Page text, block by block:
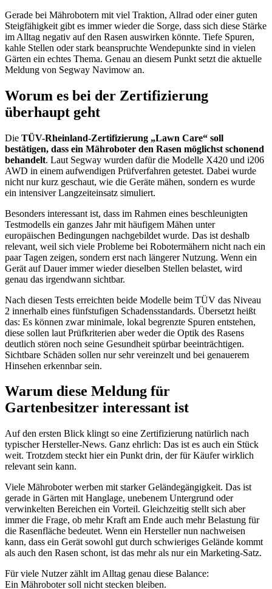
Gerade bei Mährobotern mit viel Traktion, Allrad oder einer guten
Steigfähigkeit gibt es immer wieder die Sorge, dass sich diese Stärke
im Alltag negativ auf den Rasen auswirken könnte. Tiefe Spuren,
kahle Stellen oder stark beanspruchte Wendepunkte sind in vielen
Gärten ein echtes Thema. Genau an diesem Punkt setzt die aktuelle
Meldung von Segway Navimow an.
Worum es bei der Zertifizierung
überhaupt geht
Die TÜV-Rheinland-Zertifizierung „Lawn Care“ soll
bestätigen, dass ein Mähroboter den Rasen möglichst schonend
behandelt. Laut Segway wurden dafür die Modelle X420 und i206
AWD in einem aufwendigen Prüfverfahren getestet. Dabei wurde
nicht nur kurz geschaut, wie die Geräte mähen, sondern es wurde
ein intensiver Langzeiteinsatz simuliert.
Besonders interessant ist, dass im Rahmen eines beschleunigten
Testmodells ein ganzes Jahr mit häufigem Mähen unter
europäischen Bedingungen nachgebildet wurde. Das ist deshalb
relevant, weil sich viele Probleme bei Robotermähern nicht nach ein
paar Tagen zeigen, sondern erst nach längerer Nutzung. Wenn ein
Gerät auf Dauer immer wieder dieselben Stellen belastet, wird
genau das irgendwann sichtbar.
Nach diesen Tests erreichten beide Modelle beim TÜV das Niveau
2 innerhalb eines fünfstufigen Schadensstandards. Übersetzt heißt
das: Es können zwar minimale, lokal begrenzte Spuren entstehen,
diese sollen laut Prüfkriterien aber weder die Optik des Rasens
deutlich stören noch seine Gesundheit spürbar beeinträchtigen.
Sichtbare Schäden sollen nur sehr vereinzelt und bei genauerem
Hinsehen erkennbar sein.
Warum diese Meldung für
Gartenbesitzer interessant ist
Auf den ersten Blick klingt so eine Zertifizierung natürlich nach
typischer Hersteller-News. Ganz ehrlich: Das ist es auch ein Stück
weit. Trotzdem steckt hier ein Punkt drin, der für Käufer wirklich
relevant sein kann.
Viele Mähroboter werben mit starker Geländegängigkeit. Das ist
gerade in Gärten mit Hanglage, unebenem Untergrund oder
verwinkelten Bereichen ein Vorteil. Gleichzeitig stellt sich aber
immer die Frage, ob mehr Kraft am Ende auch mehr Belastung für
die Rasenfläche bedeutet. Wenn ein Hersteller nun nachweisen
kann, dass ein Gerät sowohl gut durch schwieriges Gelände kommt
als auch den Rasen schont, ist das mehr als nur ein Marketing-Satz.
Für viele Nutzer zählt im Alltag genau diese Balance:
Ein Mähroboter soll nicht stecken bleiben.